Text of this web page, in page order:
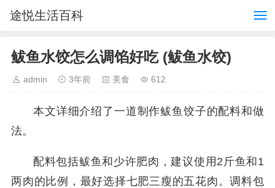
途悦生活百科
鲅鱼水饺怎么调馅好吃 (鲅鱼水饺)
admin 3年前 美食 612
本文详细介绍了一道制作鲅鱼饺子的配料和做
法。
配料包括鲅鱼和少许肥肉，建议使用2斤鱼和1
两肉的比例，最好选择七肥三瘦的五花肉。调料包